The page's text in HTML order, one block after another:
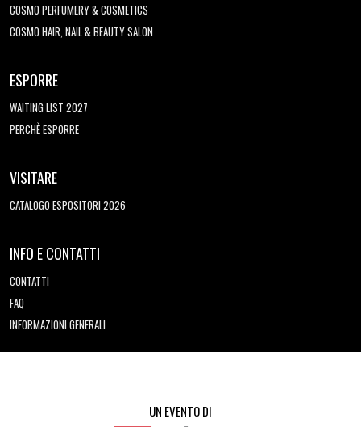
COSMO PERFUMERY & COSMETICS
COSMO HAIR, NAIL & BEAUTY SALON
ESPORRE
WAITING LIST 2027
PERCHÈ ESPORRE
VISITARE
CATALOGO ESPOSITORI 2026
INFO E CONTATTI
CONTATTI
FAQ
INFORMAZIONI GENERALI
UN EVENTO DI